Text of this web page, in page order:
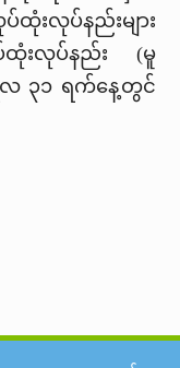
ထုံးလုပ်နည်းများ
ထုံးလုပ်နည်း (မူ
ရီလ ၃၁ ရက်နေ့တွင်